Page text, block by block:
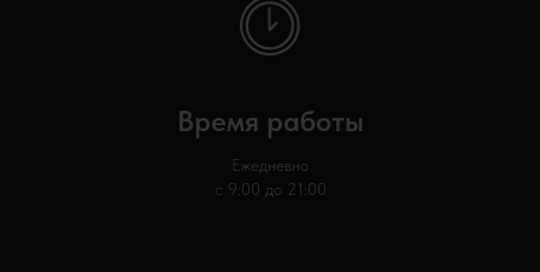
Время работы
Ежедневно
с 9:00 до 21:00